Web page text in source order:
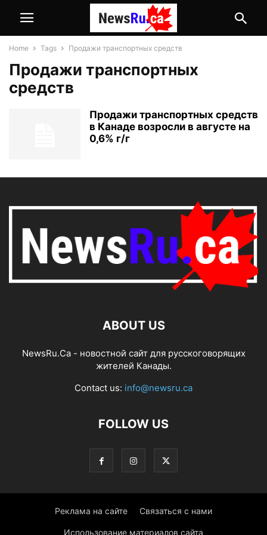
Home Tags Продажи транспортных средств
Продажи транспортных
средств
Продажи транспортных средств
в Канаде возросли в августе на
0,6% г/г
ABOUT US
NewsRu.Ca - новостной сайт для русскоговорящих
жителей Канады.
Contact us: info@newsru.ca
FOLLOW US
Реклама на сайте Связаться с нами
Использование материалов сайта